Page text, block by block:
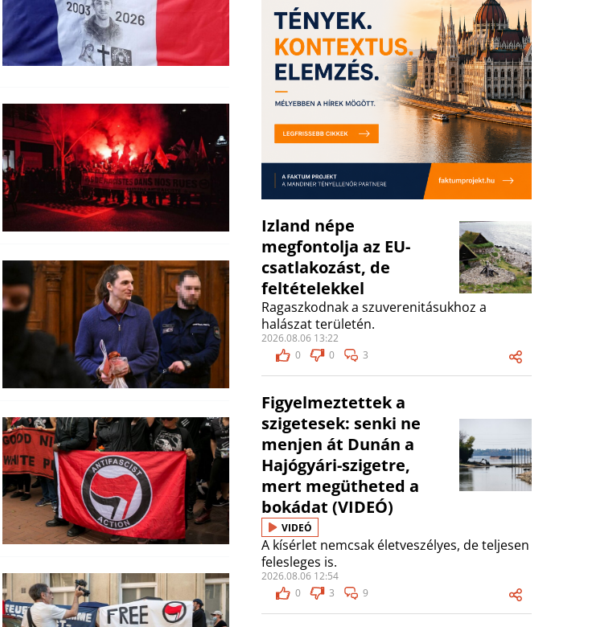
Izland népe
megfontolja az EU-
csatlakozást, de
feltételekkel
Ragaszkodnak a szuverenitásukhoz a
halászat területén.
2026.08.06 13:22
0
0 3
Figyelmeztettek a
szigetesek: senki ne
menjen át Dunán a
Hajógyári-szigetre,
mert megütheted a
bokádat (VIDEÓ)
VIDEÓ
A kísérlet nemcsak életveszélyes, de teljesen
felesleges is.
2026.08.06 12:54
0
3 9